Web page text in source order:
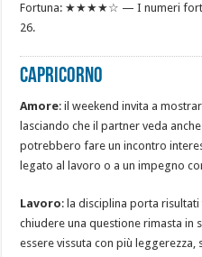
Fortuna: ★★★★☆ — I numeri
26.
CAPRICORNO
Amore: il weekend invita a
lasciando che il partner veda
potrebbero fare un incontro
legato al lavoro o a un impegno
Lavoro: la disciplina porta
chiudere una questione rimasta in
essere vissuta con più